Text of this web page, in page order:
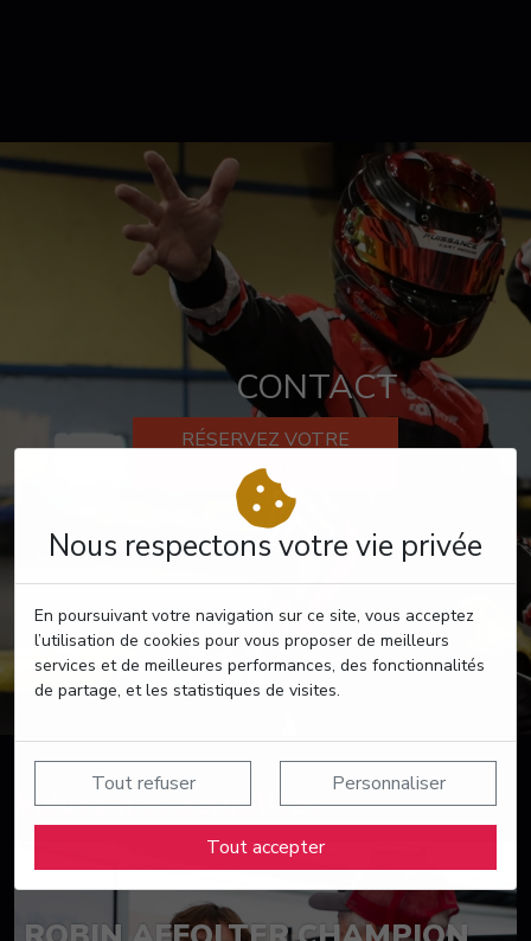
Nous respectons votre vie privée
En poursuivant votre navigation sur ce site, vous acceptez
l’utilisation de cookies pour vous proposer de meilleurs
services et de meilleures performances, des fonctionnalités
de partage, et les statistiques de visites.
Tout refuser Personnaliser
Tout accepter
CONTACT
RÉSERVEZ VOTRE
PASSAGE
Suivez nos actualités